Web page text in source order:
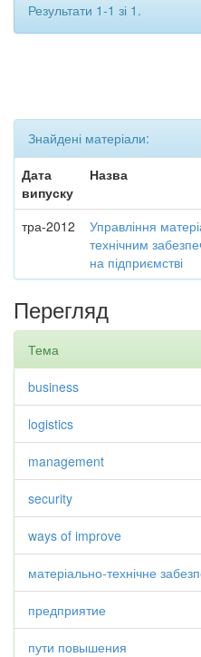
Результати 1-1 зі 1.
Знайдені матеріали:
Дата
випуску
Назва
тра-2012
Управління
технічним
на підприємстві
Перегляд
Тема
business
logistics
management
security
ways of improve
матеріально-технічне
предприятие
пути повышения